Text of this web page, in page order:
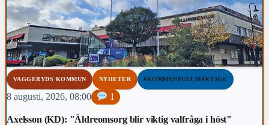
VAGGERYDS KOMMUN NYHETER #KOMMUNFULLMÄKTIGE
8 augusti, 2026, 08:00 1
Axelsson (KD): "Äldreomsorg blir viktig valfråga i höst"